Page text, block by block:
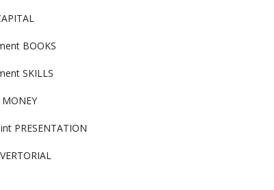
BOOKS
SKILLS
PRESENTATION